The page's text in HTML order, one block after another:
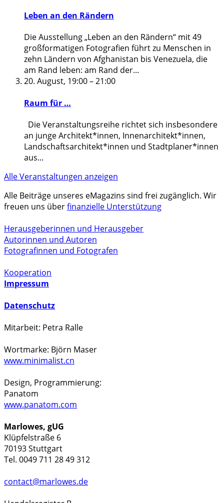
Leben an den Rändern
Die Ausstellung „Leben an den Rändern“ mit 49
großformatigen Fotografien führt zu Menschen in
zehn Ländern von Afghanistan bis Venezuela, die
am Rand leben: am Rand der...
20. August, 19:00–21:00
Raum für …
Die Veranstaltungsreihe richtet sich insbesondere
an junge Architekt*innen, Innenarchitekt*innen,
Landschaftsarchitekt*innen und Stadtplaner*innen
aus...
Alle Veranstaltungen anzeigen
Alle Beiträge unseres eMagazins sind frei zugänglich. Wir
freuen uns überfinanzielle Unterstützung
Herausgeberinnen und Herausgeber
Autorinnen und Autoren
Fotografinnen und Fotografen
Kooperation
Impressum
Datenschutz
Mitarbeit: Petra Ralle
Wortmarke: Björn Maser
www.minimalist.cn
Design, Programmierung:
Panatom
www.panatom.com
Marlowes, gUG
Klüpfelstraße 6
70193 Stuttgart
Tel. 0049 711 28 49 312
contact@marlowes.de